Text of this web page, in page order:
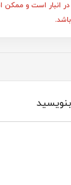
انبار است و ممکن